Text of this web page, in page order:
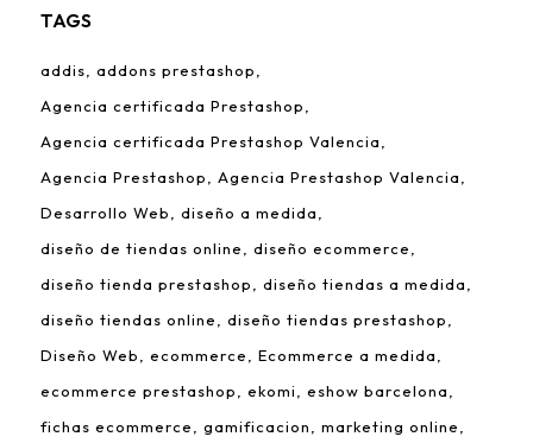
TAGS
addis
addons prestashop
Agencia certificada Prestashop
Agencia certificada Prestashop Valencia
Agencia Prestashop
Agencia Prestashop Valencia
Desarrollo Web
diseño a medida
diseño de tiendas online
diseño ecommerce
diseño tienda prestashop
diseño tiendas a medida
diseño tiendas online
diseño tiendas prestashop
Diseño Web
ecommerce
Ecommerce a medida
ecommerce prestashop
ekomi
eshow barcelona
fichas ecommerce
gamificacion
marketing online